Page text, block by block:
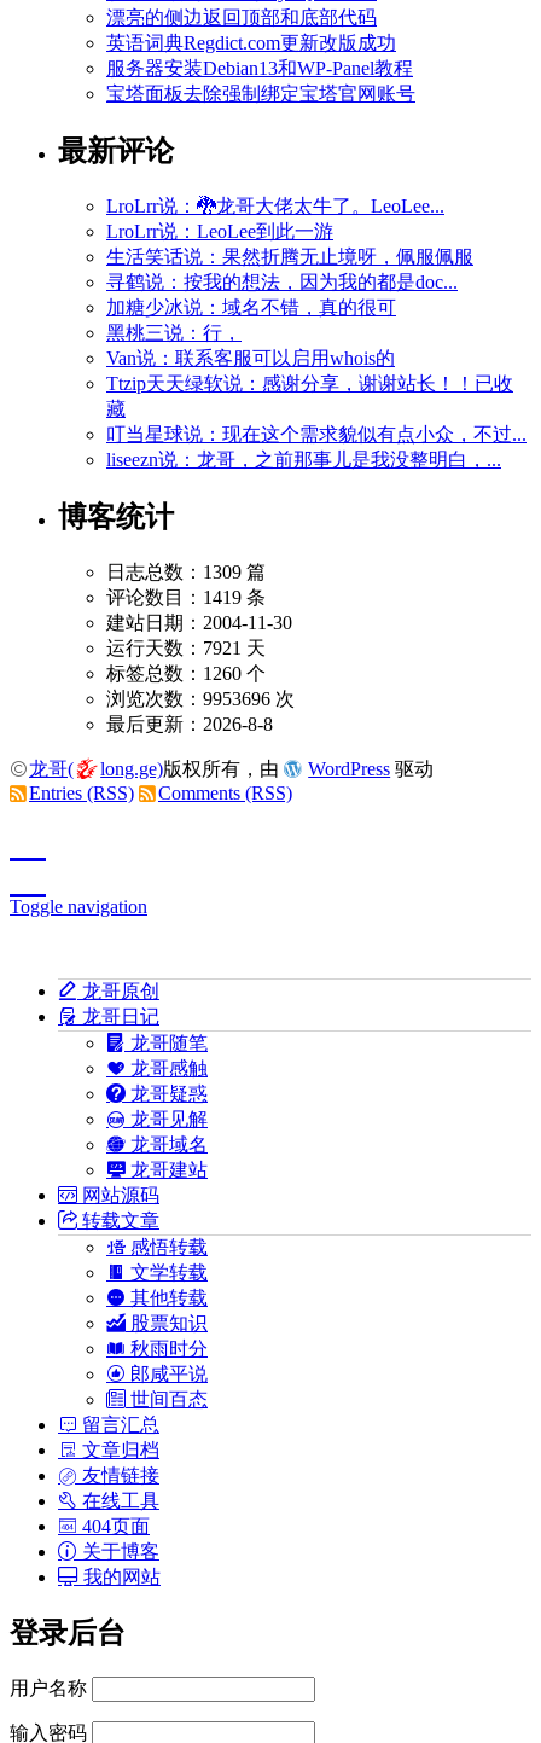
漂亮的侧边返回顶部和底部代码
英语词典Regdict.com更新改版成功
服务器安装Debian13和WP-Panel教程
宝塔面板去除强制绑定宝塔官网账号
最新评论
LroLrr说：🐉龙哥大佬太牛了。LeoLee...
LroLrr说：LeoLee到此一游
生活笑话说：果然折腾无止境呀，佩服佩服
寻鹤说：按我的想法，因为我的都是doc...
加糖少冰说：域名不错，真的很可
黑桃三说：行，
Van说：联系客服可以启用whois的
Ttzip天天绿软说：感谢分享，谢谢站长！！已收
藏
叮当星球说：现在这个需求貌似有点小众，不过...
liseezn说：龙哥，之前那事儿是我没整明白，...
博客统计
日志总数：1309 篇
评论数目：1419 条
建站日期：2004-11-30
运行天数：7921 天
标签总数：1260 个
浏览次数：9953696 次
最后更新：2026-8-8
龙哥( long.ge)版权所有，由 WordPress 驱动
Entries (RSS)
Comments (RSS)
Toggle navigation
龙哥原创
龙哥日记
龙哥随笔
龙哥感触
龙哥疑惑
龙哥见解
龙哥域名
龙哥建站
网站源码
转载文章
感悟转载
文学转载
其他转载
股票知识
秋雨时分
郎咸平说
世间百态
留言汇总
文章归档
友情链接
在线工具
404页面
关于博客
我的网站
登录后台
用户名称
输入密码